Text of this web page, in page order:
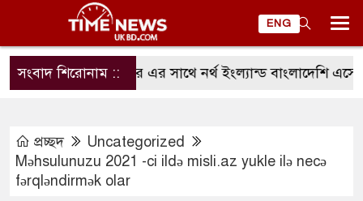
ENG
সংবাদ শিরোনাম ::এর সাথে নর্থ ইংল্যান্ড বাংলাদেশি এসোসিয়েশন
প্রচ্ছদ
Uncategorized
Məhsulunuzu 2021 -ci ildə misli.az yukle ilə necə
fərqləndirmək olar